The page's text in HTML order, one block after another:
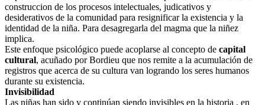
construccion de los procesos intelectuales, judicativos y
desiderativos de la comunidad para resignificar la existencia y la
identidad de la niña. Para desagregarla del magma que la niñez
implica.
Este enfoque psicológico puede acoplarse al concepto de capital
cultural, acuñado por Bordieu que nos remite a la acumulación de
registros que acerca de su cultura van logrando los seres humanos
durante su existencia.
Invisibilidad
Las niñas han sido y continúan siendo invisibles en la historia , en